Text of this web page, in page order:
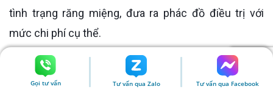
tình trạng răng miệng, đưa ra phác đồ điều trị với
mức chi phí cụ thể.
mà không lo ngại các chi phí phát sinh. Bên cạnh đó,
Gọi tư vấn Tư vấn qua Zalo Tư vấn qua Facebook